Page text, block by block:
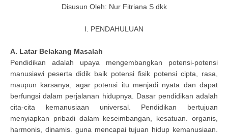
Disusun Oleh: Nur Fitriana S dkk
I. PENDAHULUAN
A. Latar Belakang Masalah
Pendidikan adalah upaya mengembangkan potensi-potensi
manusiawi peserta didik baik potensi fisik potensi cipta, rasa,
maupun karsanya, agar potensi itu menjadi nyata dan dapat
berfungsi dalam perjalanan hidupnya. Dasar pendidikan adalah
cita-cita kemanusiaan universal. Pendidikan bertujuan
menyiapkan pribadi dalam keseimbangan, kesatuan. organis,
harmonis, dinamis. guna mencapai tujuan hidup kemanusiaan.